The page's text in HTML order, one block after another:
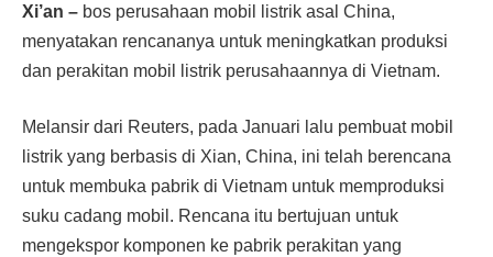
Xi’an – bos perusahaan mobil listrik asal China,
menyatakan rencananya untuk meningkatkan produksi
dan perakitan mobil listrik perusahaannya di Vietnam.
Melansir dari Reuters, pada Januari lalu pembuat mobil
listrik yang berbasis di Xian, China, ini telah berencana
untuk membuka pabrik di Vietnam untuk memproduksi
suku cadang mobil. Rencana itu bertujuan untuk
mengekspor komponen ke pabrik perakitan yang